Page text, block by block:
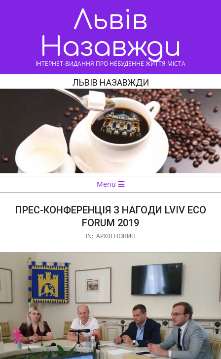
Львів
Назавжди
ІНТЕРНЕТ-ВИДАННЯ ПРО НЕБУДЕННЕ ЖИТТЯ МІСТА
ЛЬВІВ НАЗАВЖДИ
Menu
Menu
ПРЕС-КОНФЕРЕНЦІЯ З НАГОДИ LVIV ECO
FORUM 2019
IN: АРХІВ НОВИН